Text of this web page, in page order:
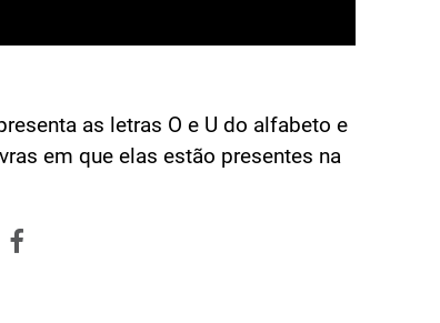
as letras O e U do alfabeto e
em que elas estão presentes na